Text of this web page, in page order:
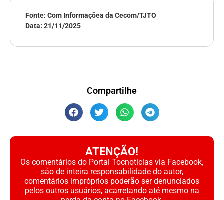
Fonte: Com Informaçõea da Cecom/TJTO
Data: 21/11/2025
Compartilhe
ATENÇÃO!
Os comentários do Portal Tocnoticias via Facebook,
são de inteira responsabilidade do autor,
comentários impróprios poderão ser denunciados
pelos outros usuários, acarretando até mesmo na